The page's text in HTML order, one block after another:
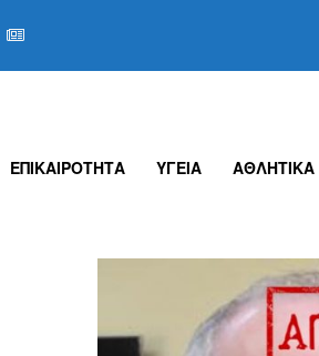
ΕΠΙΚΑΙΡΟΤΗΤΑ ΥΓΕΙΑ ΑΘΛΗΤΙΚΑ